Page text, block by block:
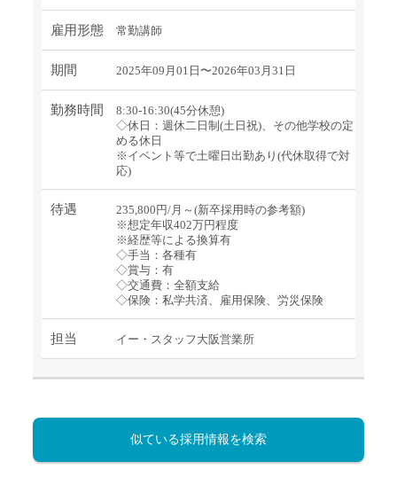
雇用形態 常勤講師
期間 2025年09月01日〜2026年03月31日
勤務時間
8:30-16:30(45分休憩)
◇休日：週休二日制(土日祝)、その他学校の定
める休日
※イベント等で土曜日出勤あり(代休取得で対
応)
待遇
235,800円/月～(新卒採用時の参考額)
※想定年収402万円程度
※経歴等による換算有
◇手当：各種有
◇賞与：有
◇交通費：全額支給
◇保険：私学共済、雇用保険、労災保険
担当 イー・スタッフ大阪営業所
似ている採用情報を検索